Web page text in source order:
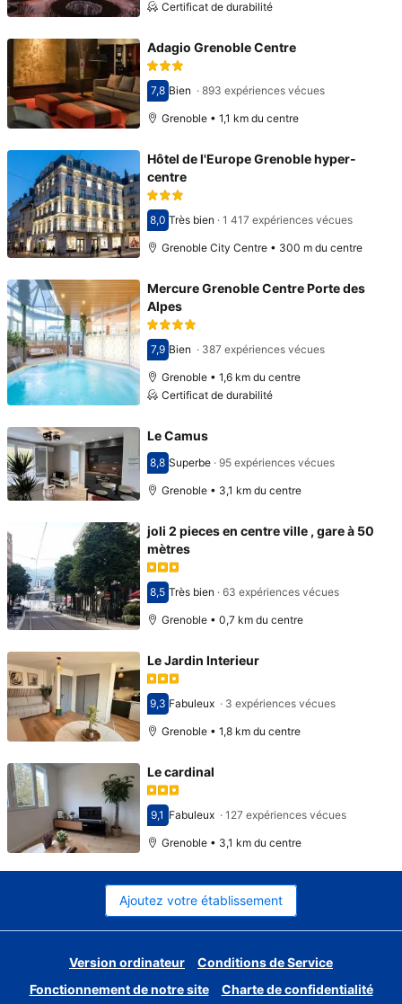
Certificat de durabilité
Adagio Grenoble Centre
Avec une note de 7,8
7,8 Bien · 893 expériences vécues
Grenoble • 1,1 km du centre
Hôtel de l'Europe Grenoble hyper-
centre
Avec une note de 8,0
8,0 Très bien · 1 417 expériences vécues
Grenoble City Centre • 300 m du centre
Mercure Grenoble Centre Porte des
Alpes
Avec une note de 7,9
7,9 Bien · 387 expériences vécues
Grenoble • 1,6 km du centre
Certificat de durabilité
Le Camus
Avec une note de 8,8
8,8 Superbe· 95 expériences vécues
Grenoble • 3,1 km du centre
joli 2 pieces en centre ville , gare à 50
mètres
Avec une note de 8,5
8,5 Très bien · 63 expériences vécues
Grenoble • 0,7 km du centre
Le Jardin Interieur
Avec une note de 9,3
9,3 Fabuleux · 3 expériences vécues
Grenoble • 1,8 km du centre
Le cardinal
Avec une note de 9,1
9,1 Fabuleux · 127 expériences vécues
Grenoble • 3,1 km du centre
Ajoutez votre établissement
Version ordinateur
Conditions de Service
Fonctionnement de notre site
Charte de confidentialité